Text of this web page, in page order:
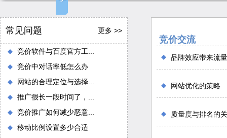
常见问题 更多 >>
竞价软件与百度官方工...
竞价中对话率低怎么办
网站的合理定位与选择...
推广很长一段时间了，...
竞价推广如何减少恶意...
移动比例设置多少合适
竞价交流
品牌效应带来流
网站优化的策略
质量度与排名的